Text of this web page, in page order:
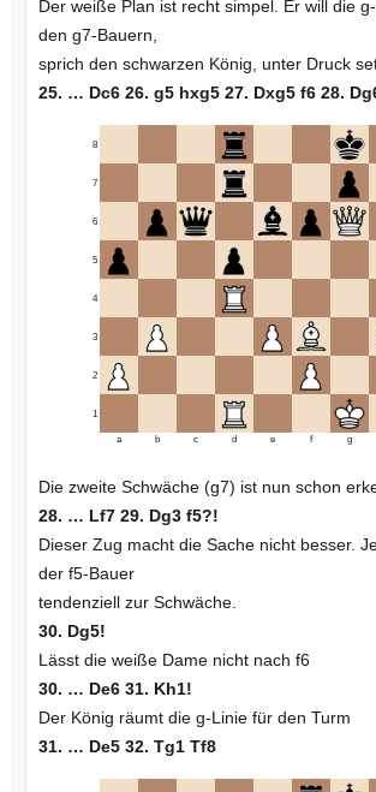
Der weiße Plan ist recht simpel. Er will die
den g7-Bauern,
sprich den schwarzen König, unter Druck
25. … Dc6 26. g5 hxg5 27. Dxg5 f6 28.
1
2
3
4
5
6
7
8
a b c d e f g
Die zweite Schwäche (g7) ist nun schon
28. … Lf7 29. Dg3 f5?!
Dieser Zug macht die Sache nicht besser.
der f5-Bauer
tendenziell zur Schwäche.
30. Dg5!
Lässt die weiße Dame nicht nach f6
30. … De6 31. Kh1!
Der König räumt die g-Linie für den Turm
31. … De5 32. Tg1 Tf8